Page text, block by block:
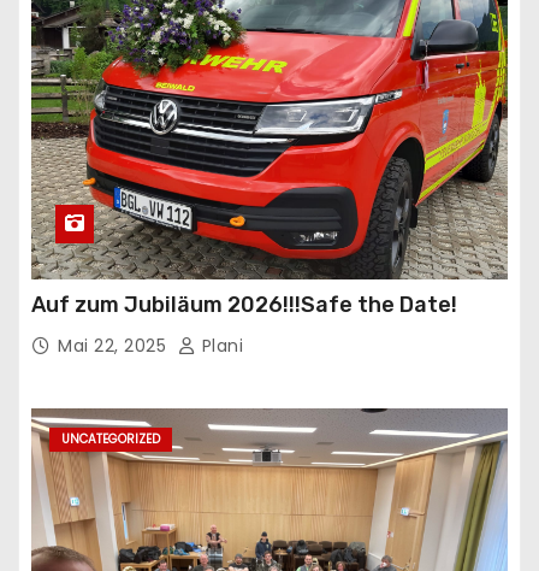
Auf zum Jubiläum 2026!!!Safe the Date!
Mai 22, 2025 Plani
UNCATEGORIZED